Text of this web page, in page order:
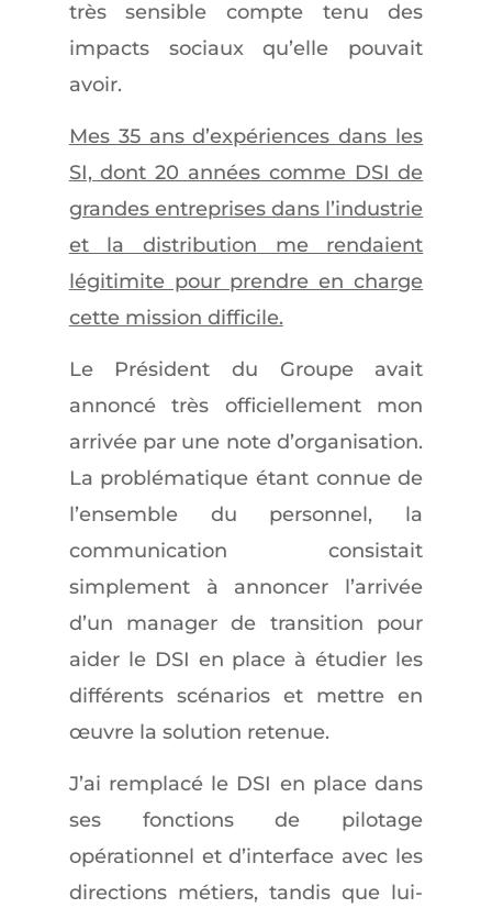
très sensible compte tenu des
impacts sociaux qu’elle pouvait
avoir.
Mes 35 ans d’expériences dans les
SI, dont 20 années comme DSI de
grandes entreprises dans l’industrie
et la distribution me rendaient
légitimite pour prendre en charge
cette mission difficile.
Le Président du Groupe avait
annoncé très officiellement mon
arrivée par une note d’organisation.
La problématique étant connue de
l’ensemble du personnel, la
communication consistait
simplement à annoncer l’arrivée
d’un manager de transition pour
aider le DSI en place à étudier les
différents scénarios et mettre en
œuvre la solution retenue.
J’ai remplacé le DSI en place dans
ses fonctions de pilotage
opérationnel et d’interface avec les
directions métiers, tandis que lui-